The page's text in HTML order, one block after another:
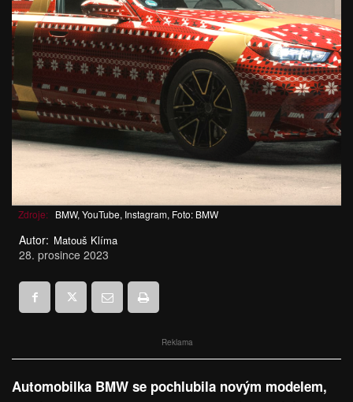
Zdroje: BMW, YouTube, Instagram, Foto: BMW
Autor: Matouš Klíma
28. prosince 2023
Reklama
Automobilka BMW se pochlubila novým modelem,